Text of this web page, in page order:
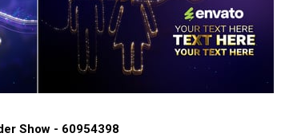
Show - 60954398